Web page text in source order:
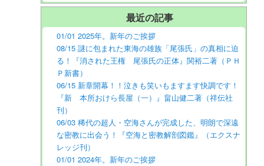
最近の記事
01/01 2025年。新年のご挨拶
08/15 謎に包まれた東海の雄族「尾張氏」の真相に迫
る！『消された王権 尾張氏の正体』関裕二著（ＰＨ
Ｐ新書）
06/15 新章開幕！！泣きも笑いもますます快調です！
『新 本所おけら長屋（一）』畠山健二著（祥伝社
刊）
06/03 稀代の超人・空海さんが完成した、明朗で深遠
な密教に出会う！『空海と密教解剖図鑑』（エクスナ
レッジ刊）
01/01 2024年。新年のご挨拶